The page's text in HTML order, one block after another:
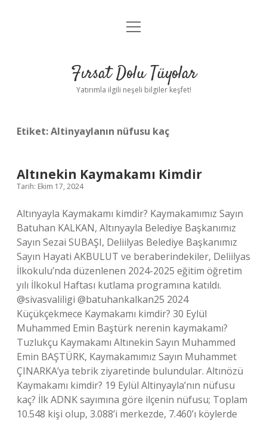
Gizlilik Politikası
Yasal Uyarı
menüyü
Fırsat Dolu Tüyolar
Yatırımla ilgili neşeli bilgiler keşfet!
Etiket:Altinyaylanın nüfusu kaç
Altınekin Kaymakamı Kimdir
Tarih: Ekim 17, 2024
Altınyayla Kaymakamı kimdir? Kaymakamımız Sayın
Batuhan KALKAN, Altınyayla Belediye Başkanımız
Sayın Sezai SUBAŞI, Deliilyas Belediye Başkanımız
Sayın Hayati AKBULUT ve beraberindekiler, Deliilyas
İlkokulu’nda düzenlenen 2024-2025 eğitim öğretim
yılı İlkokul Haftası kutlama programına katıldı.
@sivasvaliligi @batuhankalkan25 2024
Küçükçekmece Kaymakamı kimdir? 30 Eylül
Muhammed Emin Baştürk nerenin kaymakamı?
Tuzlukçu Kaymakamı Altınekin Sayın Muhammed
Emin BAŞTÜRK, Kaymakamımız Sayın Muhammet
ÇINARKA’ya tebrik ziyaretinde bulundular. Altınözü
Kaymakamı kimdir? 19 Eylül Altinyayla’nın nüfusu
kaç? İlk ADNK sayımına göre ilçenin nüfusu; Toplam
10.548 kişi olup, 3.088’i merkezde, 7.460’ı köylerde